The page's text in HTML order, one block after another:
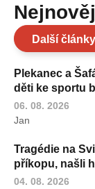
Další články
Plekanec a
děti ke sportu
06. 08. 2026
Jan
Tragédie na
příkopu, našli
04. 08. 2026